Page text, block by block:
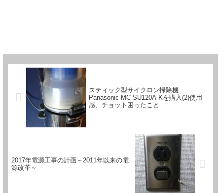
スティック型サイクロン掃除機
Panasonic MC-SU120A-Kを購入(2)使用
感、チョット困ったこと
2017年電源工事の計画～2011年以来の電
源改革～